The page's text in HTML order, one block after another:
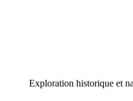
Exploration historique et